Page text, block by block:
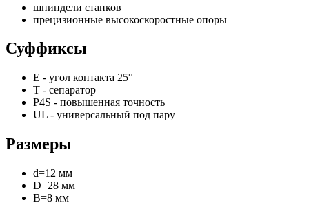
шпиндели станков
прецизионные высокоскоростные опоры
Суффиксы
E - угол контакта 25°
T - сепаратор
P4S - повышенная точность
UL - универсальный под пару
Размеры
d=12 мм
D=28 мм
B=8 мм